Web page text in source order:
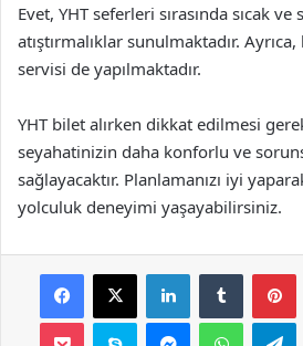
Evet, YHT seferleri sırasında sıcak
atıştırmalıklar sunulmaktadır.
servisi de yapılmaktadır.
YHT bilet alırken dikkat edilmesi
seyahatinizin daha konforlu ve
sağlayacaktır. Planlamanızı iyi
yolculuk deneyimi yaşayabilirsiniz.
Facebook
X LinkedInTumblr
Pocket Skype Messenger